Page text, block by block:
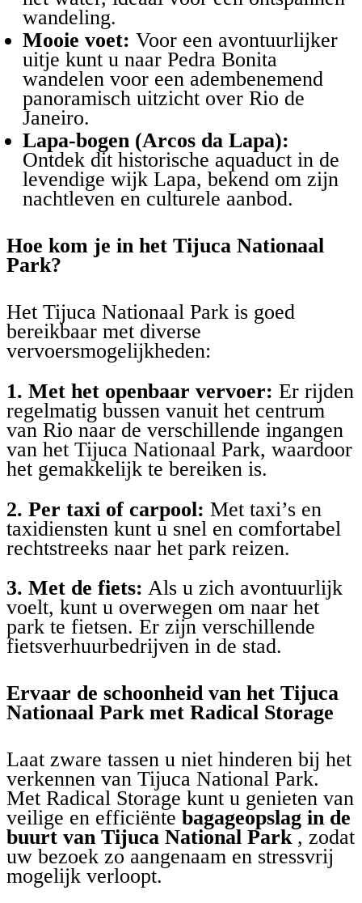
wandeling.
Mooie voet: Voor een avontuurlijker
uitje kunt u naar Pedra Bonita
wandelen voor een adembenemend
panoramisch uitzicht over Rio de
Janeiro.
Lapa-bogen (Arcos da Lapa):
Ontdek dit historische aquaduct in de
levendige wijk Lapa, bekend om zijn
nachtleven en culturele aanbod.
Hoe kom je in het Tijuca Nationaal
Park?
Het Tijuca Nationaal Park is goed
bereikbaar met diverse
vervoersmogelijkheden:
1. Met het openbaar vervoer: Er rijden
regelmatig bussen vanuit het centrum
van Rio naar de verschillende ingangen
van het Tijuca Nationaal Park, waardoor
het gemakkelijk te bereiken is.
2. Per taxi of carpool: Met taxi’s en
taxidiensten kunt u snel en comfortabel
rechtstreeks naar het park reizen.
3. Met de fiets: Als u zich avontuurlijk
voelt, kunt u overwegen om naar het
park te fietsen. Er zijn verschillende
fietsverhuurbedrijven in de stad.
Ervaar de schoonheid van het Tijuca
Nationaal Park met Radical Storage
Laat zware tassen u niet hinderen bij het
verkennen van Tijuca National Park.
Met Radical Storage kunt u genieten van
veilige en efficiënte bagageopslag in de
buurt van Tijuca National Park, zodat
uw bezoek zo aangenaam en stressvrij
mogelijk verloopt.